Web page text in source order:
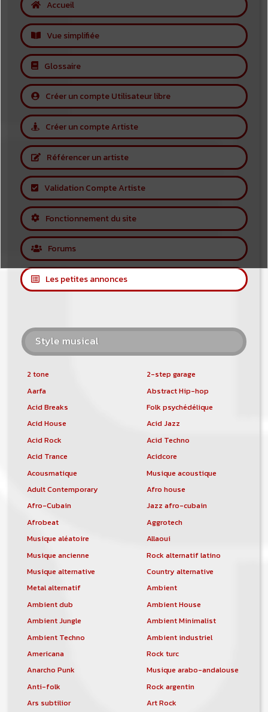
Accueil
Vue simplifiée
Glossaire
Créer un compte Utilisateur libre
Créer un compte Artiste
Référencer un artiste
Validation Compte Artiste
Fonctionnement du site
Forums
Les petites annonces
Style musical
2 tone
2-step garage
Aarfa
Abstract Hip-hop
Acid Breaks
Folk psychédélique
Acid House
Acid Jazz
Acid Rock
Acid Techno
Acid Trance
Acidcore
Acousmatique
Musique acoustique
Adult Contemporary
Afro house
Afro-Cubain
Jazz afro-cubain
Afrobeat
Aggrotech
Musique aléatoire
Allaoui
Musique ancienne
Rock alternatif latino
Musique alternative
Country alternative
Metal alternatif
Ambient
Ambient dub
Ambient House
Ambient Jungle
Ambient Minimalist
Ambient Techno
Ambient industriel
Americana
Rock turc
Anarcho Punk
Musique arabo-andalouse
Anti-folk
Rock argentin
Ars subtilior
Art Rock